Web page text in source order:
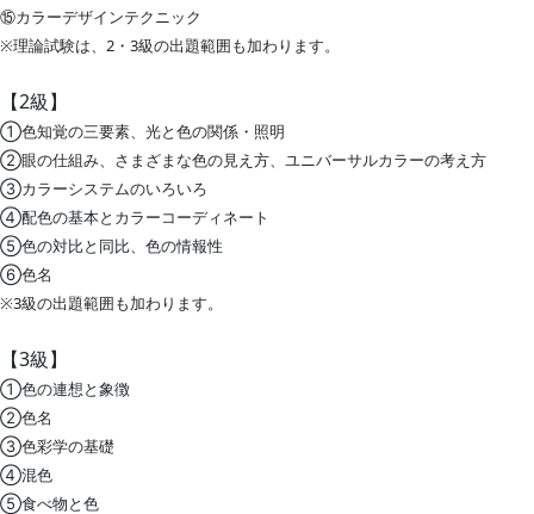
⑮カラーデザインテクニック
※理論試験は、2・3級の出題範囲も加わります。
【2級】
①色知覚の三要素、光と色の関係・照明
②眼の仕組み、さまざまな色の見え方、ユニバーサルカラーの考え方
③カラーシステムのいろいろ
④配色の基本とカラーコーディネート
⑤色の対比と同比、色の情報性
⑥色名
※3級の出題範囲も加わります。
【3級】
①色の連想と象徴
②色名
③色彩学の基礎
④混色
⑤食べ物と色